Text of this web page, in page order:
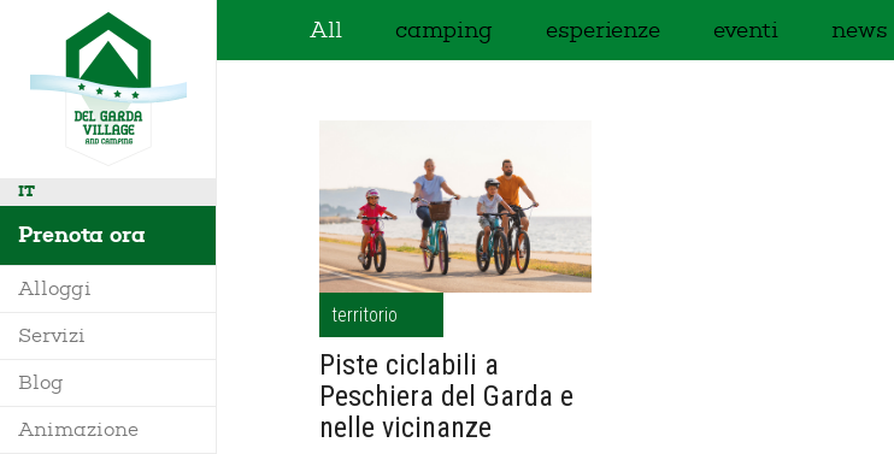
IT
Prenota ora
Alloggi
Villa
Mobile Home
Servizi
Blog
Animazione
Richiedi Info
All camping esperienze eventi news
territorio
Piste ciclabili a
Peschiera del Garda e
nelle vicinanze